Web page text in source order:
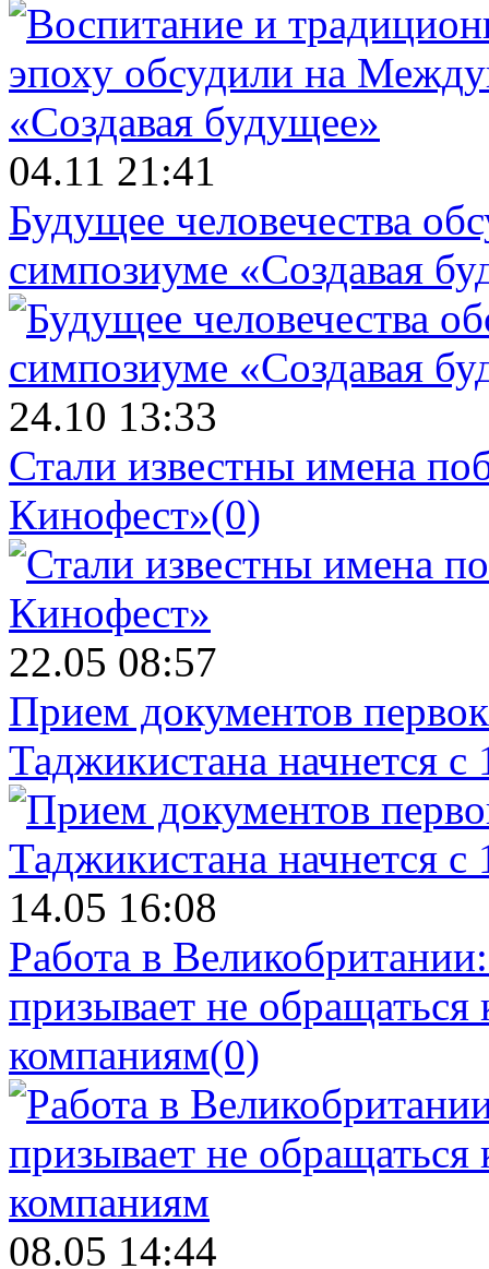
04.11 21:41
Будущее человечества
симпозиуме «Создавая
24.10 13:33
Стали известны имена
Кинофест»(0)
22.05 08:57
Прием документов
Таджикистана начнется с
14.05 16:08
Работа в
призывает не
компаниям(0)
08.05 14:44